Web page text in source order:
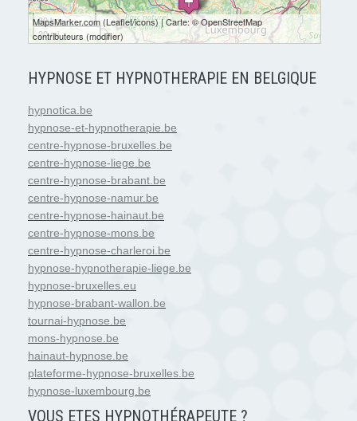
30 km
20 mi
MapsMarker.com(Leaflet/icons) | Carte: ©OpenStreetMap
contributeurs (modifier)
HYPNOSE ET HYPNOTHERAPIE EN BELGIQUE
hypnotica.be
hypnose-et-hypnotherapie.be
centre-hypnose-bruxelles.be
centre-hypnose-liege.be
centre-hypnose-brabant.be
centre-hypnose-namur.be
centre-hypnose-hainaut.be
centre-hypnose-mons.be
centre-hypnose-charleroi.be
hypnose-hypnotherapie-liege.be
hypnose-bruxelles.eu
hypnose-brabant-wallon.be
tournai-hypnose.be
mons-hypnose.be
hainaut-hypnose.be
plateforme-hypnose-bruxelles.be
hypnose-luxembourg.be
VOUS ETES HYPNOTHÉRAPEUTE ?